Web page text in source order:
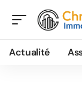
Actualité